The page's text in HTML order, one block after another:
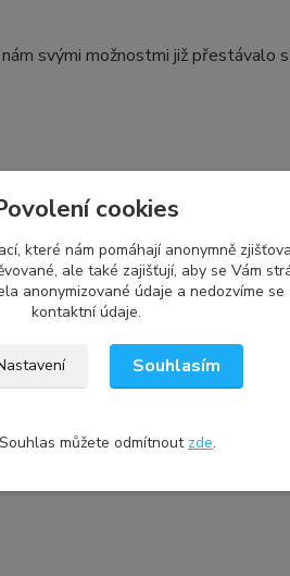
svými možnostmi již
cookies
které nám pomáhají anonymně
ale také zajišťují, aby se Vám
anonymizované údaje a nedozvíme
kontaktní údaje.
Souhlasím
Souhlas můžete odmítnout zde.